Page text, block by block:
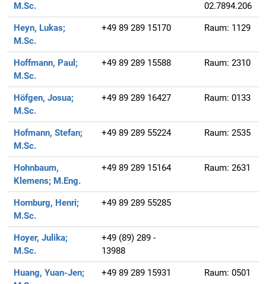
M.Sc.
02.7894.206
Heyn, Lukas;
M.Sc.
+49 89 289 15170 Raum: 1129
Hoffmann, Paul;
M.Sc.
+49 89 289 15588 Raum: 2310
Höfgen, Josua;
M.Sc.
+49 89 289 16427 Raum: 0133
Hofmann, Stefan;
M.Sc.
+49 89 289 55224 Raum: 2535
Hohnbaum,
Klemens; M.Eng.
+49 89 289 15164 Raum: 2631
Hornburg, Henri;
M.Sc.
+49 89 289 55285
Hoyer, Julika;
M.Sc.
+49 (89) 289 -
13988
Huang, Yuan-Jen;
+49 89 289 15931 Raum: 0501